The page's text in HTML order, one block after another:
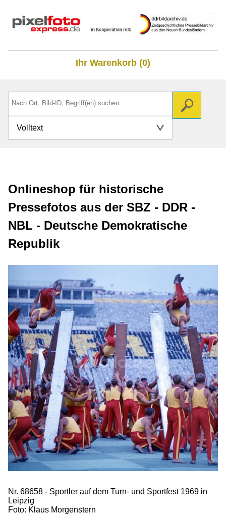
Ihr Warenkorb (0)
Volltext
Onlineshop für historische
Pressefotos aus der SBZ - DDR -
NBL - Deutsche Demokratische
Republik
Nr. 68658 - Sportler auf dem Turn- und Sportfest 1969 in
Leipzig
Foto: Klaus Morgenstern